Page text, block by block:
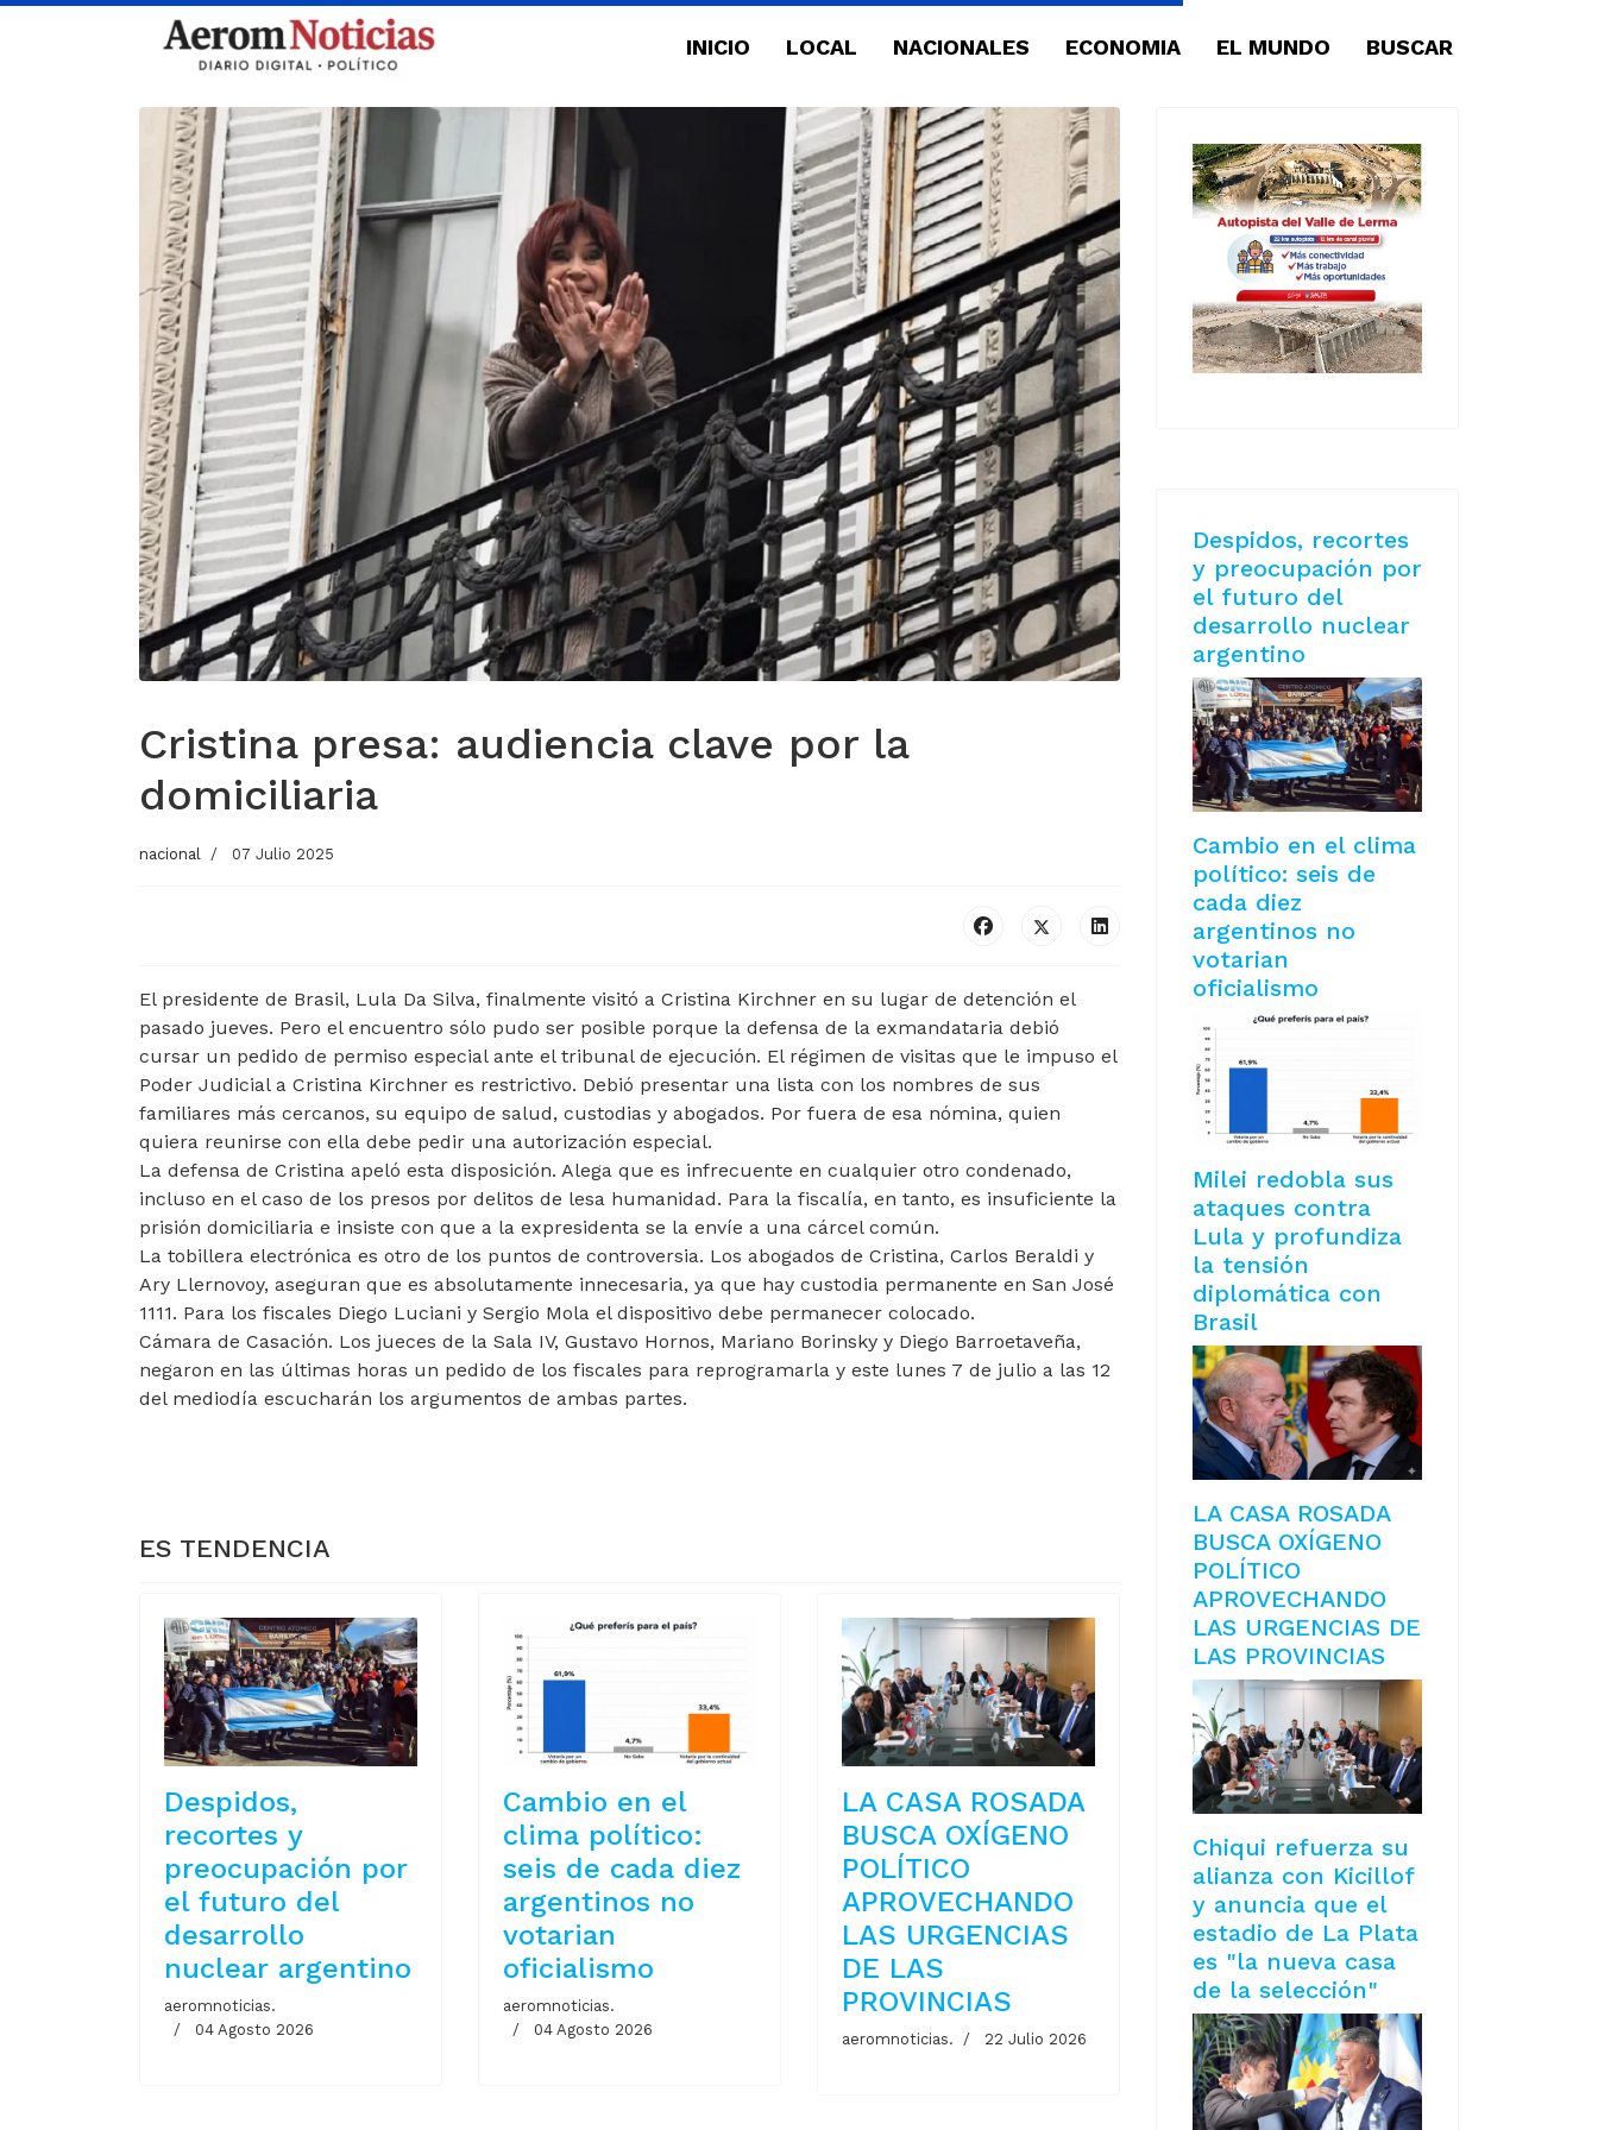
INICIO LOCAL NACIONALES ECONOMIA EL MUNDO BUSCAR
Cristina presa: audiencia clave por la
domiciliaria
nacional 07 Julio 2025
El presidente de Brasil, Lula Da Silva, finalmente visitó a Cristina Kirchner en su lugar de detención el
pasado jueves. Pero el encuentro sólo pudo ser posible porque la defensa de la exmandataria debió
cursar un pedido de permiso especial ante el tribunal de ejecución. El régimen de visitas que le impuso el
Poder Judicial a Cristina Kirchner es restrictivo. Debió presentar una lista con los nombres de sus
familiares más cercanos, su equipo de salud, custodias y abogados. Por fuera de esa nómina, quien
quiera reunirse con ella debe pedir una autorización especial.
La defensa de Cristina apeló esta disposición. Alega que es infrecuente en cualquier otro condenado,
incluso en el caso de los presos por delitos de lesa humanidad. Para la fiscalía, en tanto, es insuficiente la
prisión domiciliaria e insiste con que a la expresidenta se la envíe a una cárcel común.
La tobillera electrónica es otro de los puntos de controversia. Los abogados de Cristina, Carlos Beraldi y
Ary Llernovoy, aseguran que es absolutamente innecesaria, ya que hay custodia permanente en San José
1111. Para los fiscales Diego Luciani y Sergio Mola el dispositivo debe permanecer colocado.
Cámara de Casación. Los jueces de la Sala IV, Gustavo Hornos, Mariano Borinsky y Diego Barroetaveña,
negaron en las últimas horas un pedido de los fiscales para reprogramarla y este lunes 7 de julio a las 12
del mediodía escucharán los argumentos de ambas partes.
ARTÍCULO SIGUIENTE: MILEI SE ALISTA PARA LA CUMBRE DEL MERCOSUR
ES TENDENCIA
Despidos,
recortes y
preocupación por
el futuro del
desarrollo
nuclear argentino
aeromnoticias.
04 Agosto 2026
Cambio en el
clima político:
seis de cada diez
argentinos no
votarian
oficialismo
aeromnoticias.
04 Agosto 2026
LA CASA ROSADA
BUSCA OXÍGENO
POLÍTICO
APROVECHANDO
LAS URGENCIAS
DE LAS
PROVINCIAS
aeromnoticias. 22 Julio 2026
Despidos, recortes
y preocupación por
el futuro del
desarrollo nuclear
argentino
Cambio en el clima
político: seis de
cada diez
argentinos no
votarian
oficialismo
Milei redobla sus
ataques contra
Lula y profundiza
la tensión
diplomática con
Brasil
LA CASA ROSADA
BUSCA OXÍGENO
POLÍTICO
APROVECHANDO
LAS URGENCIAS DE
LAS PROVINCIAS
Chiqui refuerza su
alianza con Kicillof
y anuncia que el
estadio de La Plata
es "la nueva casa
de la selección"